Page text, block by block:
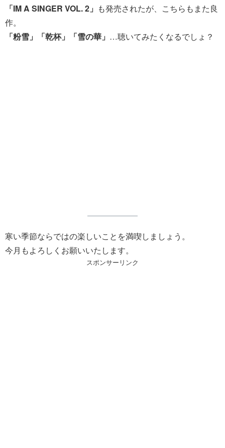
「IM A SINGER VOL. 2」 も発売されたが、こちらもまた良
作。
「粉雪」「乾杯」「雪の華」 …聴いてみたくなるでしょ？
寒い季節ならではの楽しいことを満喫しましょう。
今月もよろしくお願いいたします。
スポンサーリンク